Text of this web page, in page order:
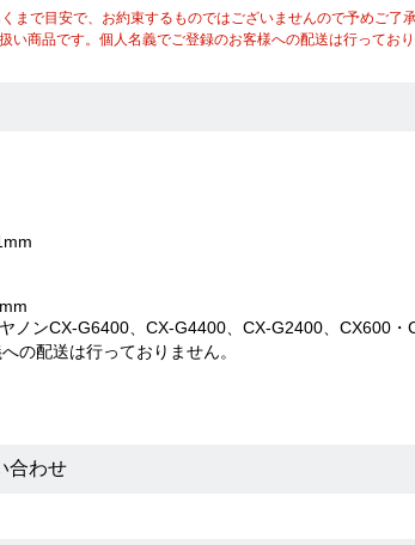
まで目安で、お約束するものではございませんので予めご了承
い商品です。個人名義でご登録のお客様への配送は行っており
ノンCX-G6400、CX-G4400、CX-G2400、CX600
の配送は行っておりません。
合わせ